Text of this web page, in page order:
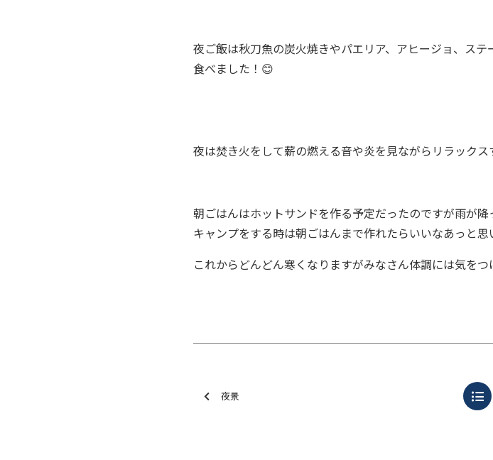
夜ご飯は秋刀魚の炭火焼きやパエリア、アヒージョ、ス
食べました！😊
夜は焚き火をして薪の燃える音や炎を見ながらリラックス
朝ごはんはホットサンドを作る予定だったのですが雨が
キャンプをする時は朝ごはんまで作れたらいいなあっと思
これからどんどん寒くなりますがみなさん体調には気をつ
夜景